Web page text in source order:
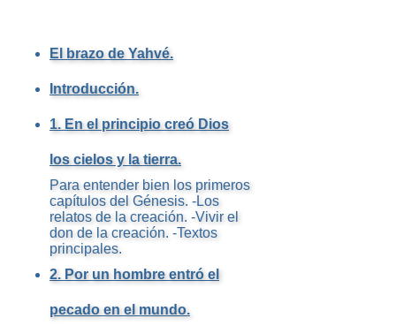
El brazo de Yahvé.
Introducción.
1. En el principio creó Dios
los cielos y la tierra.
Para entender bien los primeros
capítulos del Génesis. -Los
relatos de la creación. -Vivir el
don de la creación. -Textos
principales.
2. Por un hombre entró el
pecado en el mundo.